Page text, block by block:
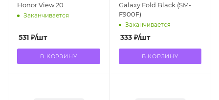
Honor View 20
Заканчивается
531 ₽/шт
В КОРЗИНУ
Galaxy Fold Black (SM-
F900F)
Заканчивается
333₽/шт
В КОРЗИНУ